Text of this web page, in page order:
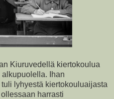
Kiuruvedellä kiertokoulua
Ihan
lyhyestä kiertokouluaijasta
harrasti